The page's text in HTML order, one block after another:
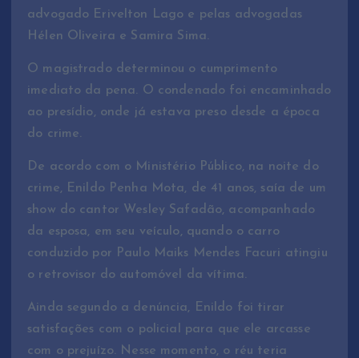
advogado Erivelton Lago e pelas advogadas
Hélen Oliveira e Samira Sima.
O magistrado determinou o cumprimento
imediato da pena. O condenado foi encaminhado
ao presídio, onde já estava preso desde a época
do crime.
De acordo com o Ministério Público, na noite do
crime, Enildo Penha Mota, de 41 anos, saía de um
show do cantor Wesley Safadão, acompanhado
da esposa, em seu veículo, quando o carro
conduzido por Paulo Maiks Mendes Facuri atingiu
o retrovisor do automóvel da vítima.
Ainda segundo a denúncia, Enildo foi tirar
satisfações com o policial para que ele arcasse
com o prejuízo. Nesse momento, o réu teria